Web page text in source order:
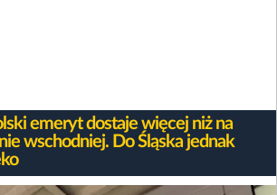
emeryt dostaje więcej niż na
wschodniej. Do Śląska jednak